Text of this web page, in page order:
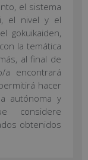
el sistema
el nivel y el
gokuikaiden,
la temática
al final de
a encontrará
hacer
autónoma y
considere
obtenidos